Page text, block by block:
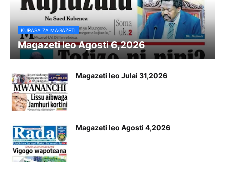
KURASA ZA MAGAZETI
Magazeti leo Agosti 6,2026
Magazeti leo Julai 31,2026
Magazeti leo Agosti 4,2026